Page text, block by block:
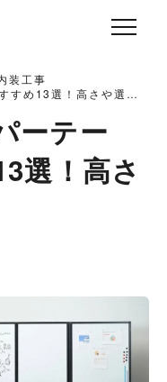
装工事
すめ13選！高さや選び
ーテー
選！高さ